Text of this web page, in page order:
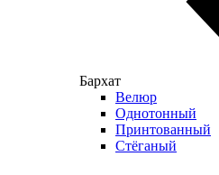
Бархат
Велюр
Однотонный
Принтованный
Стёганый